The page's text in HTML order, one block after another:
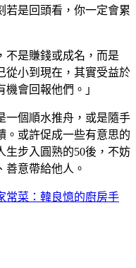
若是回頭看，你一定會累
不是賺錢或成名，而是
從小到現在，其實受益於
機會回報他們。｣
一個順水推舟，或是隨手
。或許促成一些有意思的
生步入圓熟的50後，不妨
善意帶給他人。
常菜：韓良憶的廚房手